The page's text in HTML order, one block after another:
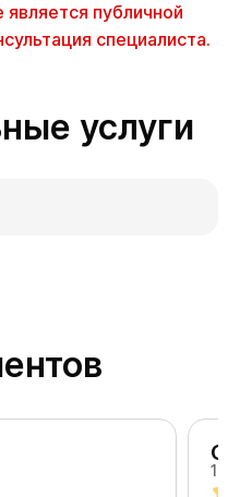
публичной
специалиста.
услуги